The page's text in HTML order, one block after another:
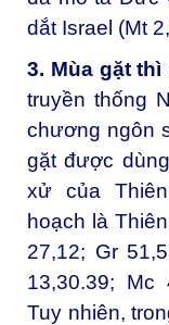
dắt Israel (Mt
3. Mùa gặt
truyền thống
chương ngôn
gặt được
xử của
hoạch là
27,12; Gr
13,30.39; Mc
Tuy nhiên,